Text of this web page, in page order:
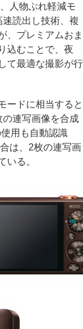
人物ぶれ軽減モ
読出し技術、複
、プレミアムおま
込むことで、夜
て最適な撮影が行
ードに相当すると
連写画像を合成
用も自動認識
は、2枚の連写画
いる。